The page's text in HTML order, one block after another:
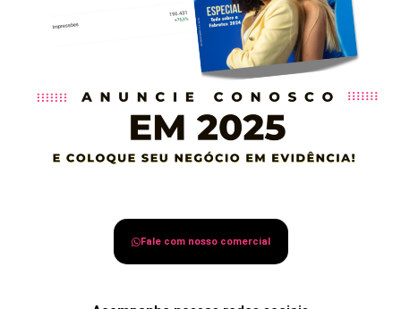
Fale com nosso comercial